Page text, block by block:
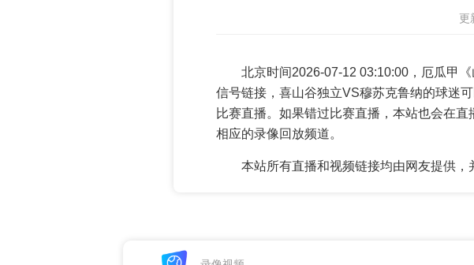
更
北京时间2026-07-12 03:10:00，厄瓜甲
信号链接，喜山谷独立VS穆苏克鲁纳的球迷
比赛直播。如果错过比赛直播，本站也会在
相应的录像回放频道。
本站所有直播和视频链接均由网友提供，